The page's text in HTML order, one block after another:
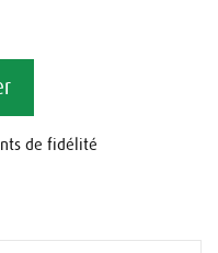
de fidélité